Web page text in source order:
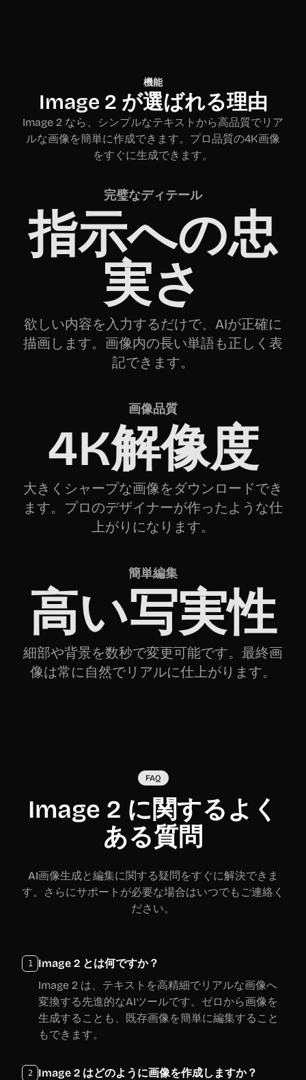
機能
Image 2 が選ばれる理由
Image 2 なら、シンプルなテキストから高品質でリア
ルな画像を簡単に作成できます。プロ品質の4K画像
をすぐに生成できます。
完璧なディテール
指示への忠
実さ
欲しい内容を入力するだけで、AIが正確に
描画します。画像内の長い単語も正しく表
記できます。
画像品質
4K解像度
大きくシャープな画像をダウンロードでき
ます。プロのデザイナーが作ったような仕
上がりになります。
簡単編集
高い写実性
細部や背景を数秒で変更可能です。最終画
像は常に自然でリアルに仕上がります。
FAQ
Image 2 に関するよく
ある質問
AI画像生成と編集に関する疑問をすぐに解決できま
す。さらにサポートが必要な場合はいつでもご連絡く
ださい。
1
Image 2 とは何ですか？
Image 2 は、テキストを高精細でリアルな画像へ
変換する先進的なAIツールです。ゼロから画像を
生成することも、既存画像を簡単に編集すること
もできます。
2
Image 2 はどのように画像を作成しますか？